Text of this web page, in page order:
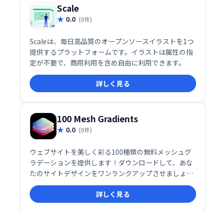
Scale
0.0 (0件)
Scaleは、毎日高品質のオープンソースイラストを1つ
提供するプラットフォームです。イラストは属性の指
定が不要で、商用利用を含め自由に利用できます。
詳しく見る
100 Mesh Gradients
0.0 (0件)
ウェブサイトを美しく彩る100種類の無料メッシュグ
ラデーションを提供します！ダウンロードして、あな
たのサイトデザインをワンランクアップさせましょ
う。高品質なグラデーションで、洗練された印象的な
ウェブサイトを簡単に作成できます。今すぐダウンロ
ードして、魅力的なデザインを実現してください！
詳しく見る